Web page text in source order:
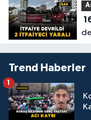
Trend Haberler
1